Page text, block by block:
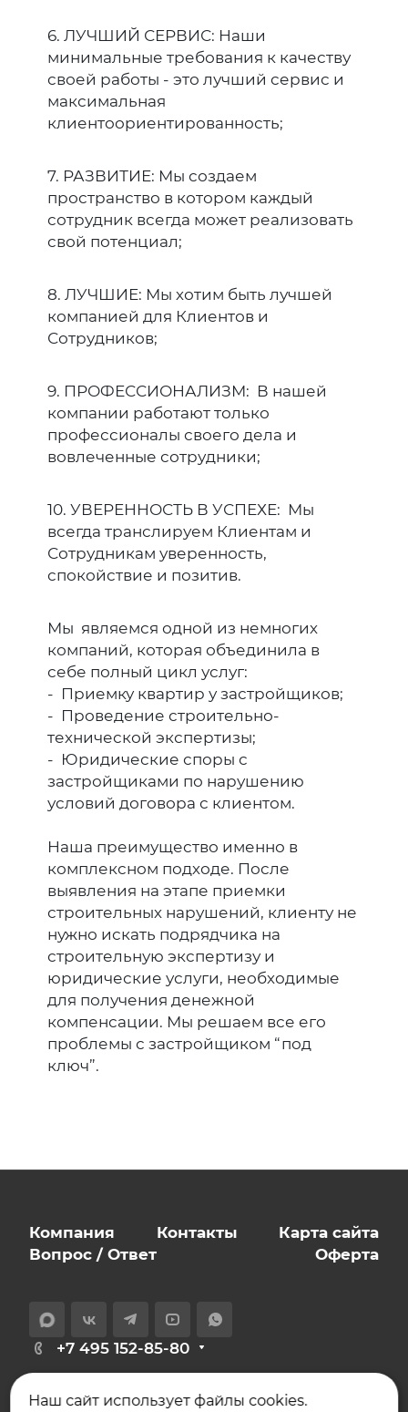
6. ЛУЧШИЙ СЕРВИС: Наши
минимальные требования к качеству
своей работы - это лучший сервис и
максимальная
клиентоориентированность;
7. РАЗВИТИЕ: Мы создаем
пространство в котором каждый
сотрудник всегда может реализовать
свой потенциал;
8. ЛУЧШИЕ: Мы хотим быть лучшей
компанией для Клиентов и
Сотрудников;
9. ПРОФЕССИОНАЛИЗМ: В нашей
компании работают только
профессионалы своего дела и
вовлеченные сотрудники;
10. УВЕРЕННОСТЬ В УСПЕХЕ: Мы
всегда транслируем Клиентам и
Сотрудникам уверенность,
спокойствие и позитив.
Мы являемся одной из немногих
компаний, которая объединила в
себе полный цикл услуг:
- Приемку квартир у застройщиков;
- Проведение строительно-
технической экспертизы;
- Юридические споры с
застройщиками по нарушению
условий договора с клиентом.
Наша преимущество именно в
комплексном подходе. После
выявления на этапе приемки
строительных нарушений, клиенту не
нужно искать подрядчика на
строительную экспертизу и
юридические услуги, необходимые
для получения денежной
компенсации. Мы решаем все его
проблемы с застройщиком “под
ключ”.
Компания Контакты
Карта сайта
Вопрос / Ответ
Оферта
+7 495 152-85-80
Наш сайт использует файлы cookies.